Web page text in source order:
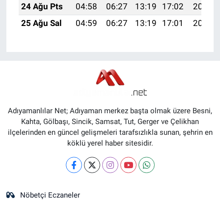
24 Ağu Pts
04:58 06:27 13:19 17:02
20:01
25 Ağu Sal
04:59 06:27 13:19 17:01 20:00
Adıyamanlılar Net; Adıyaman merkez başta olmak üzere Besni,
Kahta, Gölbaşı, Sincik, Samsat, Tut, Gerger ve Çelikhan
ilçelerinden en güncel gelişmeleri tarafsızlıkla sunan, şehrin en
köklü yerel haber sitesidir.
Nöbetçi Eczaneler